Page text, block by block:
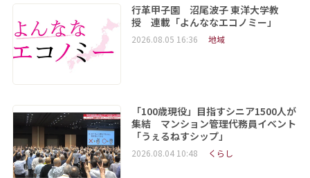
行革甲子園 沼尾波子 東洋大学教
授 連載「よんななエコノミー」
2026.08.05 16:36 地域
「100歳現役」目指すシニア1500人が
集結 マンション管理代務員イベント
「うぇるねすシップ」
2026.08.04 10:48 くらし